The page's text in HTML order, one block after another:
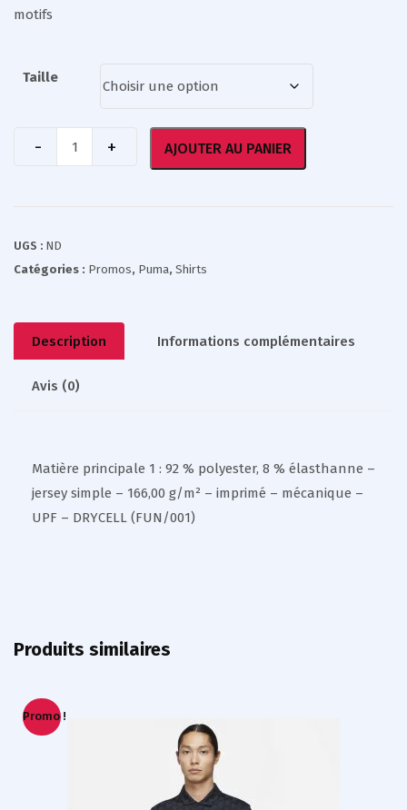
motifs
Taille
AJOUTER AU PANIER
UGS : ND
Catégories : Promos, Puma, Shirts
Description Informations complémentaires
Avis (0)
Matière principale 1 : 92 % polyester, 8 % élasthanne –
jersey simple – 166,00 g/m² – imprimé – mécanique –
UPF – DRYCELL (FUN/001)
Produits similaires
Promo !